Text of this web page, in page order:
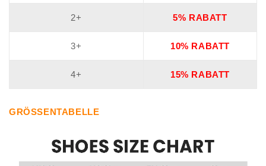
2+ 5% RABATT
3+ 10% RABATT
4+ 15% RABATT
GRÖSSENTABELLE